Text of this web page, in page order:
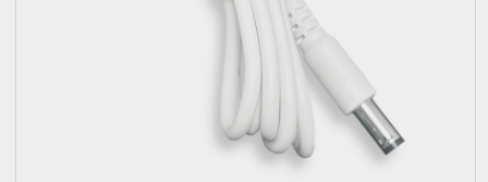
Schließen